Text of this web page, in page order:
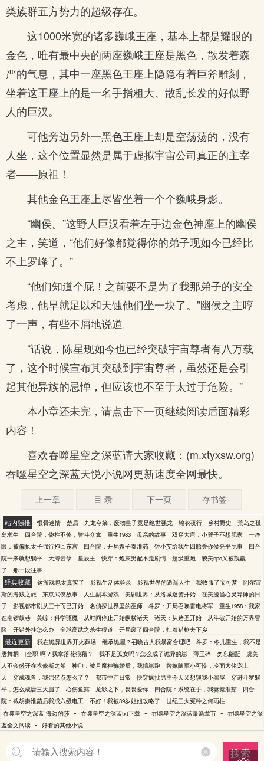
类族群五方势力的超级存在。
这1000米宽的诸多巍峨王座，基本上都是耀眼的
金色，唯有最中央的两座巍峨王座是黑色，散发着森
严的气息，其中一座黑色王座上隐隐有着巨斧雕刻，
坐着这王座上的是一名手指粗大、散乱长发的好似野
人的巨汉。
可他旁边另外一黑色王座上却是空荡荡的，没有
人坐，这个位置显然是属于虚拟宇宙公司真正的主宰
者——原祖！
其他金色王座上尽皆坐着一个个巍峨身影。
“幽侯。”这野人巨汉看着左手边金色神座上的幽侯
之主，笑道，“他们好像都觉得你的弟子现如今已经比
不上罗峰了。”
“他们知道个屁！之前要不是为了我那弟子的安全
考虑，他早就足以和天蚀他们坐一块了。”幽侯之主哼
了一声，有些不屑地说道。
“话说，陈星现如今也已经突破宇宙尊者有八万载
了，这个时候宣布其突破到宇宙尊者，虽然还是会引
起其他异族的忌惮，但应该也不至于太过于危险。”
本小章还未完，请点击下一页继续阅读后面精彩
内容！
喜欢吞噬星空之深蓝请大家收藏：(m.xtyxsw.org)
吞噬星空之深蓝天悦小说网更新速度全网最快。
上一章 目 录 下一页 存书签
站内强推 恨骨迷情 楚后 九龙夺嫡，废物皇子竟是绝世强龙 锦衣夜行 乡村野史
荒岛之孤
岛求生
四合院：傻柱不傻，智斗众禽 重生1983 母亲的故事 双穿大唐：小兕子不想肥家
一睁
眼，被偏执太子强行抱回东宫
四合院：开局嫂子秦淮茹 钟小艾给我生四胎关你侯亮平屁事
四合
院一来就想躺平
天海云孽 星辰王 快穿：炮灰男配不走剧情 超级重炮
貌美npc又被觊觎
了
那一段往事
经典收藏 这游戏也太真实了 影视生活体验录 影视世界的逍遥人生 我收服了宝可梦
阿尔宙
斯的海贼之旅
东京武侠故事 人生副本游戏 美剧世界：从洛城巡警开始
在美漫当心灵导师的日
子
影视都市剧从三十而已开始 名侦探世界里的巫师 斗罗：开局召唤雷电将军
重生1958：我家
在南锣鼓巷
美综：科学驱魔 从时间停止开始纵横诸天 诸天：从赌圣开始
从斗破开始的万界冒
险
开错外挂怎么办 全球高武之杀生得道 开局废了四合院，扛着猎枪去下乡
最近更新 我在诡异世界开火葬场 继承诡屋？召唤古人我暴富合理吧
斗罗：冬儿重生，我不是
唐舞桐
[全职]啊？我拿落花狼藉？ 我不是孤女吗？怎么成了诡异的崽 薄玉碎 勿忘翩跹
虞美
人不会盛开在忒修斯之船
神印：被月魔神骗婚后，我揣崽跑
替嫁随军小可怜，冷面大佬宠上
天
穿成魂兽，我强亿点怎么了？ 都市中产日常 快穿疯批男主今天又想锁我小黑屋
穿进斗罗躺
平，怎么成唐三大腿了
心伤鱼露 龙影之下，畏畏爱你 四合院：系统在手，我妻秦淮茹
四合
院：截胡秦淮茹后我成六级电工
不好！我被39岁姐姐攻略了
世纪三大冤种之何雨柱
吞噬星空之深蓝 海边的莎 - 吞噬星空之深蓝txt下载 - 吞噬星空之深蓝最新章节 - 吞噬星空之深
蓝全文阅读 - 好看的其他小说
搜索